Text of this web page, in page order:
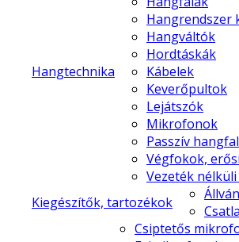
Hangtechnika
Hangrendszer
Hangváltók
Hordtáskák
Kábelek
Keverőpultok
Lejátszók
Mikrofonok
Passzív
Végfokok,
Vezeték
Kiegészítők, tartozékok
Csiptetős